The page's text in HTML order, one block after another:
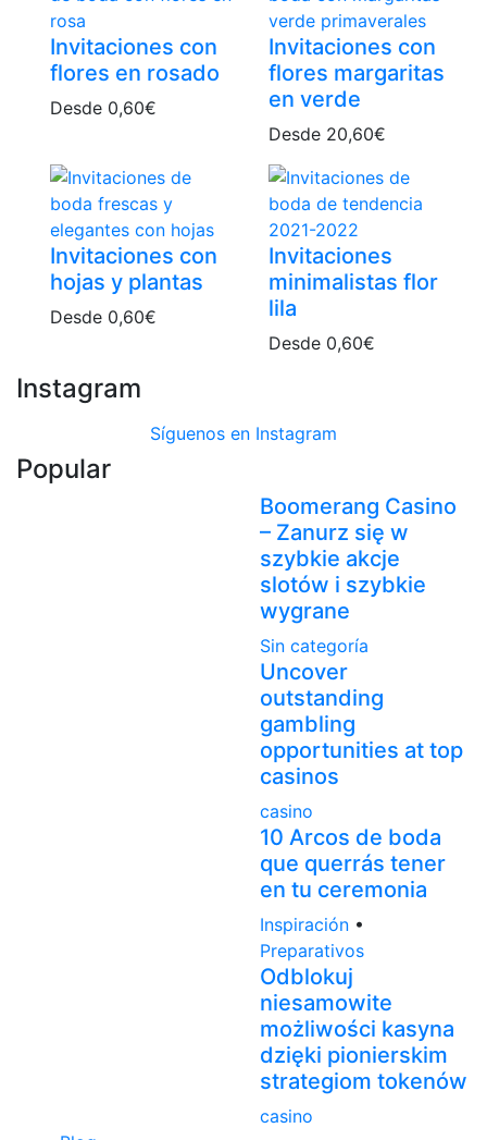
Invitaciones con
flores en rosado
Desde 0,60€
Invitaciones con
flores margaritas
en verde
Desde 20,60€
Invitaciones con
hojas y plantas
Desde 0,60€
Invitaciones
minimalistas flor
lila
Desde 0,60€
Instagram
Síguenos en Instagram
Popular
Boomerang Casino
– Zanurz się w
szybkie akcje
slotów i szybkie
wygrane
Sin categoría
Uncover
outstanding
gambling
opportunities at top
casinos
casino
10 Arcos de boda
que querrás tener
en tu ceremonia
Inspiración •
Preparativos
Odblokuj
niesamowite
możliwości kasyna
dzięki pionierskim
strategiom tokenów
casino